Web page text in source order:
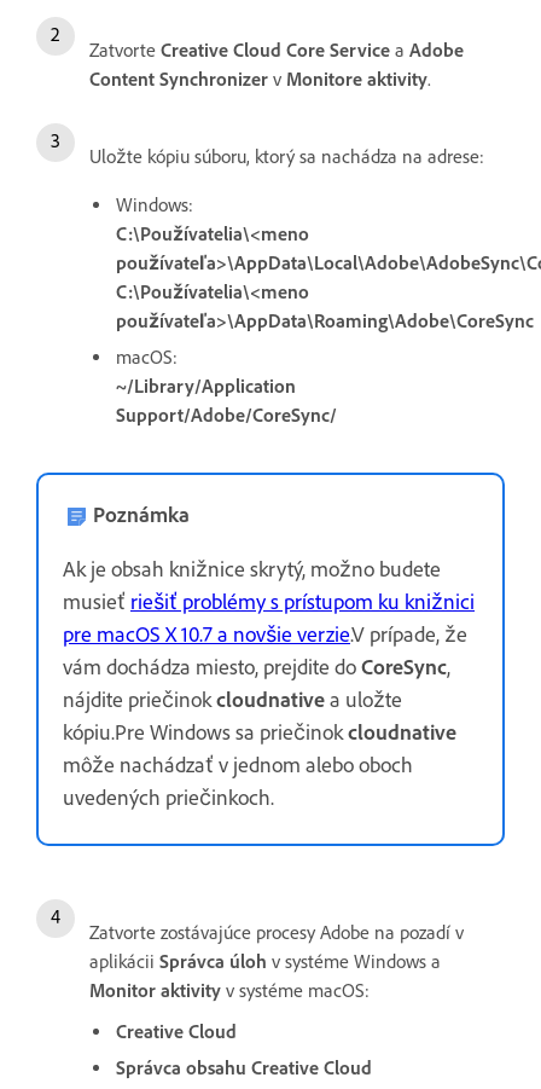
Zatvorte Creative Cloud Core Service a Adobe
Content Synchronizer v Monitore aktivity.
Uložte kópiu súboru, ktorý sa nachádza na adrese:
Windows:
C:\Používatelia\<meno
C:\Používatelia\<meno
používateľa>\AppData\Roaming\Adobe\CoreSync
macOS:
~/Library/Application
Support/Adobe/CoreSync/
Poznámka
Ak je obsah knižnice skrytý, možno budete
musieť riešiť problémy s prístupom ku knižnici
pre macOS X 10.7 a novšie verzie.V prípade, že
vám dochádza miesto, prejdite doCoreSync,
nájdite priečinokcloudnativea uložte
kópiu.Pre Windows sa priečinokcloudnative
môže nachádzať v jednom alebo oboch
uvedených priečinkoch.
Zatvorte zostávajúce procesy Adobe na pozadí v
aplikácii Správca úloh v systéme Windows a
Monitor aktivity v systéme macOS:
Creative Cloud
Správca obsahu Creative Cloud